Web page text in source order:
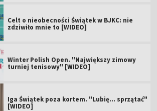
Celt o nieobecności Świątek w BJKC: nie
zdziwiło mnie to [WIDEO]
Winter Polish Open. "Największy zimowy
turniej tenisowy" [WIDEO]
Iga Świątek poza kortem. "Lubię... sprzątać"
[WIDEO]